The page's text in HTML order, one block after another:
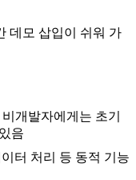
데모 삽입이 쉬워 가
개발자에게는 초기
음
터 처리 등 동적 기능